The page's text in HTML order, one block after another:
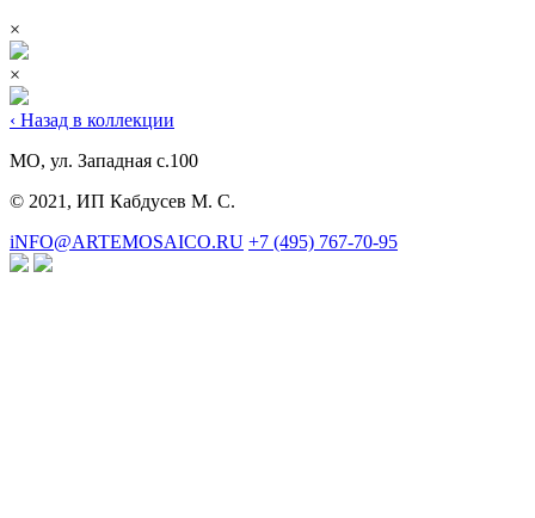
×
×
‹ Назад в коллекции
МО, ул. Западная с.100
© 2021, ИП Кабдусев М. С.
iNFO@ARTEMOSAICO.RU +7 (495) 767-70-95